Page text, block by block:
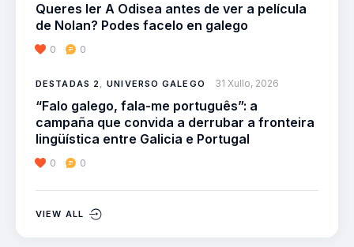
Queres ler A Odisea antes de ver a película
de Nolan? Podes facelo en galego
0 0
DESTADAS 2,UNIVERSO GALEGO 31 Xullo, 2026
“Falo galego, fala-me português”: a
campaña que convida a derrubar a fronteira
lingüística entre Galicia e Portugal
0 0
VIEW ALL